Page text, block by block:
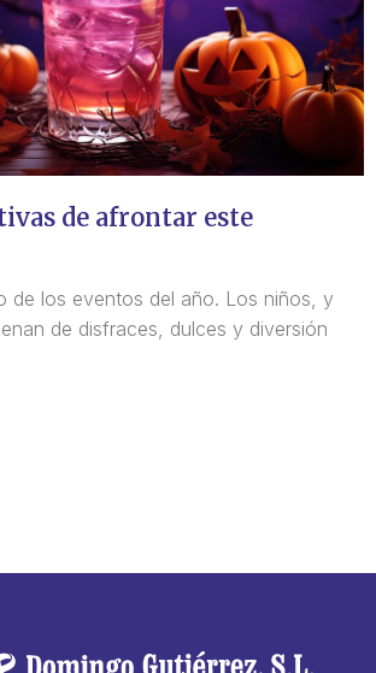
de afrontar este
de los eventos del año. Los niños, y
de disfraces, dulces y diversión